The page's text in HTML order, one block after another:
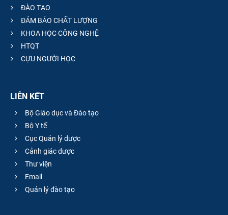
ĐÀO TẠO
ĐẢM BẢO CHẤT LƯỢNG
KHOA HỌC CÔNG NGHỆ
HTQT
CỰU NGƯỜI HỌC
LIÊN KẾT
Bộ Giáo dục và Đào tạo
Bộ Y tế
Cục Quản lý dược
Cảnh giác dược
Thư viện
Email
Quản lý đào tạo